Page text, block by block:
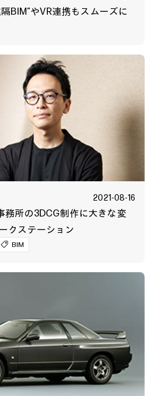
BIM”やVR連携もスムーズに
2021-08-16
務所の3DCG制作に大きな変
クステーション
BIM